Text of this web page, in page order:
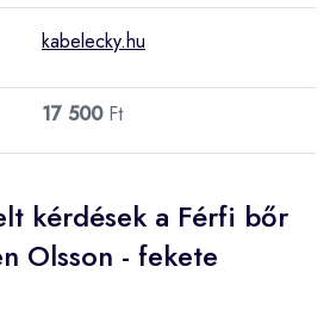
kabelecky.hu
17 500Ft
kérdések a Férfi bőr
Olsson - fekete